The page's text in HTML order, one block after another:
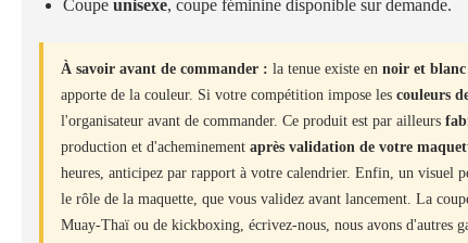
Coupeunisexe, coupe féminine disponible sur demande.
À savoir avant de commander : la tenue existe en noir et
apporte de la couleur. Si votre compétition impose les couleurs
l'organisateur avant de commander. Ce produit est par ailleurs
production et d'acheminement après validation de votre
heures, anticipez par rapport à votre calendrier. Enfin, un visuel
le rôle de la maquette, que vous validez avant lancement. La
Muay-Thaï ou de kickboxing, écrivez-nous, nous avons d'autres